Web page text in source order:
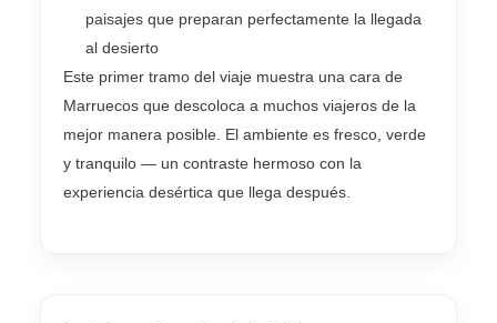
paisajes que preparan perfectamente la llegada
al desierto
Este primer tramo del viaje muestra una cara de
Marruecos que descoloca a muchos viajeros de la
mejor manera posible. El ambiente es fresco, verde
y tranquilo — un contraste hermoso con la
experiencia desértica que llega después.